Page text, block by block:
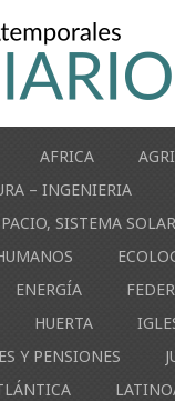
AFRICA
– INGENIERIA
SISTEMA SOLAR
ENERGÍA
HUERTA
Y PENSIONES